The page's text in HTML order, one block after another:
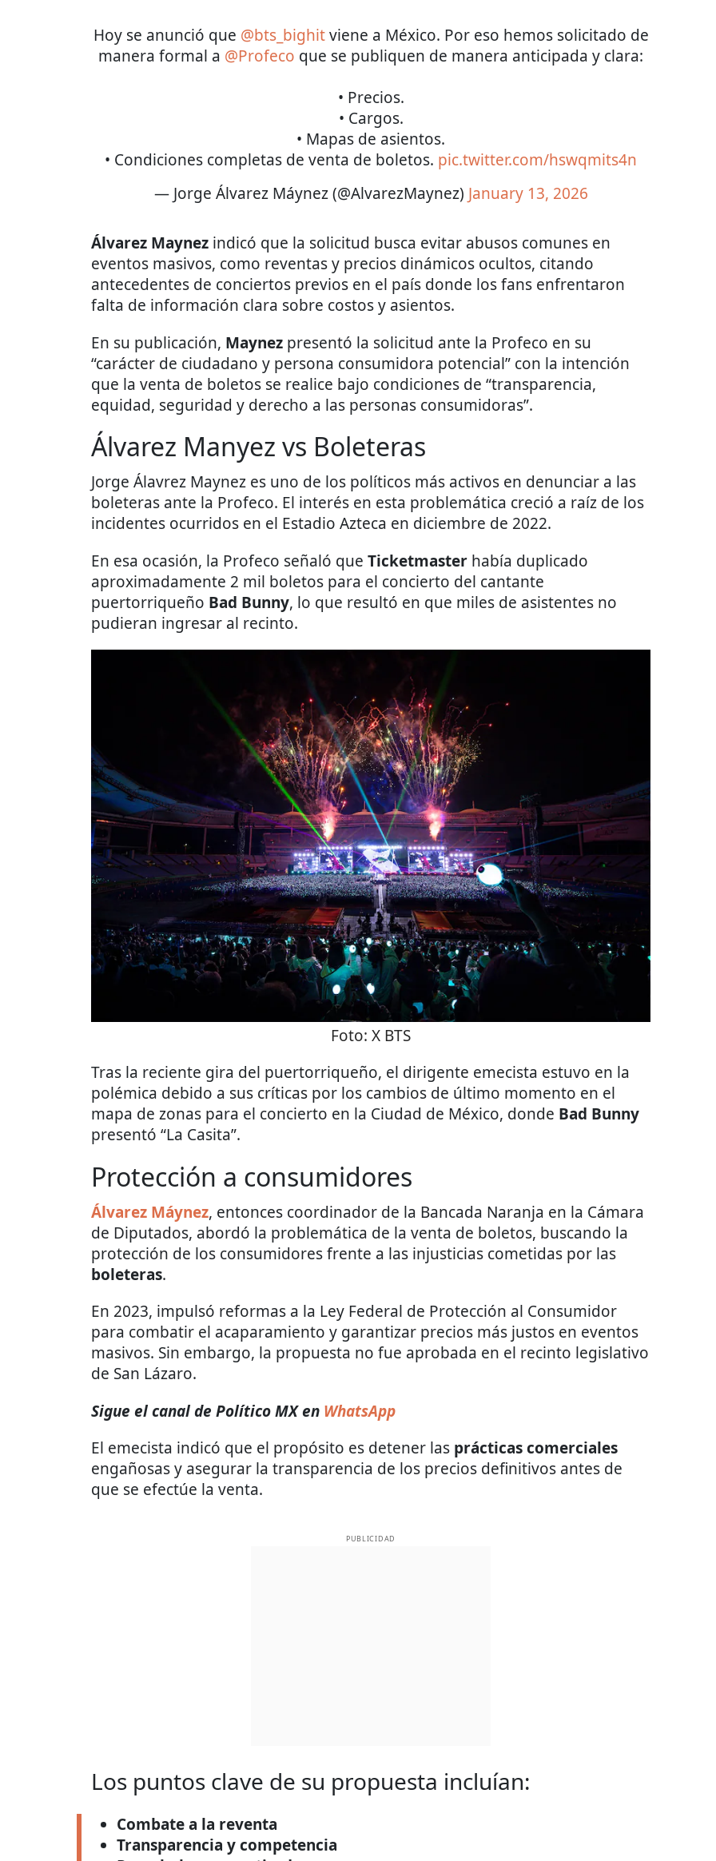
Hoy se anunció que @bts_bighitviene a México. Por eso hemos solicitado de
manera formal a @Profeco que se publiquen de manera anticipada y clara:
• Precios.
• Cargos.
• Mapas de asientos.
• Condiciones completas de venta de boletos. pic.twitter.com/hswqmits4n
— Jorge Álvarez Máynez (@AlvarezMaynez) January 13, 2026
Álvarez Maynez indicó que la solicitud busca evitar abusos comunes en
eventos masivos, como reventas y precios dinámicos ocultos, citando
antecedentes de conciertos previos en el país donde los fans enfrentaron
falta de información clara sobre costos y asientos.
En su publicación, Maynez presentó la solicitud ante la Profeco en su
“carácter de ciudadano y persona consumidora potencial” con la intención
que la venta de boletos se realice bajo condiciones de “transparencia,
equidad, seguridad y derecho a las personas consumidoras”.
Álvarez Manyez vs Boleteras
Jorge Álavrez Maynez es uno de los políticos más activos en denunciar a las
boleteras ante la Profeco. El interés en esta problemática creció a raíz de los
incidentes ocurridos en el Estadio Azteca en diciembre de 2022.
En esa ocasión, la Profeco señaló que Ticketmaster había duplicado
aproximadamente 2 mil boletos para el concierto del cantante
puertorriqueño Bad Bunny, lo que resultó en que miles de asistentes no
pudieran ingresar al recinto.
Foto: X BTS
Tras la reciente gira del puertorriqueño, el dirigente emecista estuvo en la
polémica debido a sus críticas por los cambios de último momento en el
mapa de zonas para el concierto en la Ciudad de México, donde Bad Bunny
presentó “La Casita”.
Protección a consumidores
Álvarez Máynez, entonces coordinador de la Bancada Naranja en la Cámara
de Diputados, abordó la problemática de la venta de boletos, buscando la
protección de los consumidores frente a las injusticias cometidas por las
boleteras.
En 2023, impulsó reformas a la Ley Federal de Protección al Consumidor
para combatir el acaparamiento y garantizar precios más justos en eventos
masivos. Sin embargo, la propuesta no fue aprobada en el recinto legislativo
de San Lázaro.
Sigue el canal de Político MX en WhatsApp
El emecista indicó que el propósito es detener las prácticas comerciales
engañosas y asegurar la transparencia de los precios definitivos antes de
que se efectúe la venta.
PUBLICIDAD
Los puntos clave de su propuesta incluían:
Combate a la reventa
Transparencia y competencia